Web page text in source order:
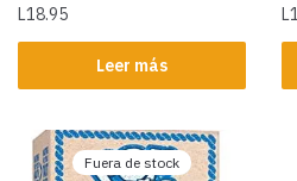
L18.95
Leer más
L
Fuera de stock